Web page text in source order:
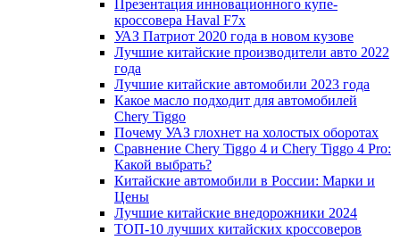
Презентация инновационного купе-
кроссовера Haval F7x
УАЗ Патриот 2020 года в новом кузове
Лучшие китайские производители авто 2022
года
Лучшие китайские автомобили 2023 года
Какое масло подходит для автомобилей
Chery Tiggo
Почему УАЗ глохнет на холостых оборотах
Сравнение Chery Tiggo 4 и Chery Tiggo 4 Pro:
Какой выбрать?
Китайские автомобили в России: Марки и
Цены
Лучшие китайские внедорожники 2024
ТОП-10 лучших китайских кроссоверов